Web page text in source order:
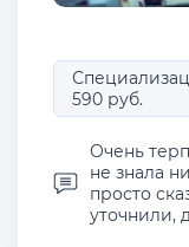
590 руб.
Очень
не знала
просто
уточнили,